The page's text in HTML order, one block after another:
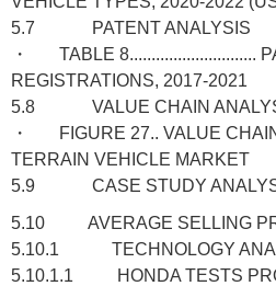
5.7 PATENT ANALYSIS
・ TABLE 8.............................
REGISTRATIONS, 2017-2021
5.8 VALUE CHAIN
・ FIGURE 27.. VALUE
TERRAIN VEHICLE MARKET
5.9 CASE STUDY
5.10 AVERAGE SELLING
5.10.1 TECHNOLOGY
5.10.1.1 HONDA TESTS